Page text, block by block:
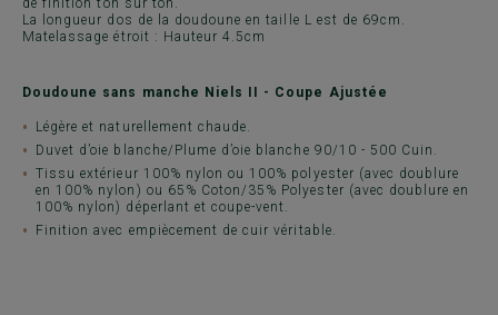
de finition ton sur ton.
La longueur dos de la doudoune en taille L est de 69cm.
Matelassage étroit : Hauteur 4.5cm
Doudoune sans manche Niels II - Coupe Ajustée
Légère et naturellement chaude.
Duvet d’oie blanche/Plume d’oie blanche 90/10 - 500 Cuin.
Tissu extérieur 100% nylon ou 100% polyester (avec doublure
en 100% nylon) ou 65% Coton/35% Polyester (avec doublure en
100% nylon) déperlant et coupe-vent.
Finition avec empiècement de cuir véritable.